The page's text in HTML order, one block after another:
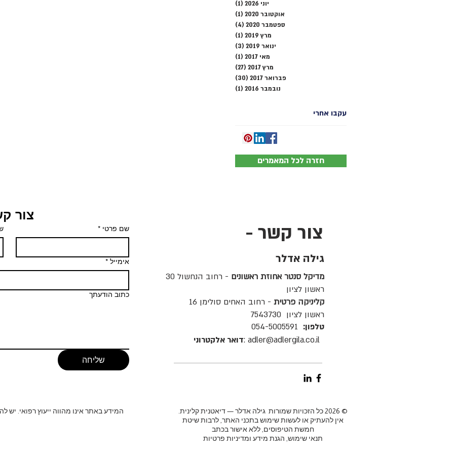
יוני 2026 (1)
אוקטובר 2020
(1)
ספטמבר 2020
(4)
מרץ 2019
(1)
ינואר 2019
(3)
מאי 2017
(1)
מרץ 2017
(27)
פברואר 2017
(30)
נובמבר 2016
(1)
עקבו אחרי
חזרה לכל המאמרים
צור קשר -
גילה אדלר
מדיקל סנטר אחוזת ראשונים
- רחוב הנחשול 30
ראשון לציון
קליניקה פרטית - רחוב האחים סולימן 16
ראשון לציון 7543730
טלפון:
דואר אלקטרוני
צור
שם פרטי *
אימייל *
כתוב הודעתך
שליחה
© 2026 כל הזכויות שמורות גילה אדלר — דיאטנית קלינית.
אין להעתיק או לעשות שימוש בתכני האתר, לרבות שיטת
חמשת הטיפוסים, ללא אישור בכתב
תנאי שימוש, הגנת מידע ומדיניות פרטיות
המידע באתר אינו מהווה ייעוץ רפואי. יש